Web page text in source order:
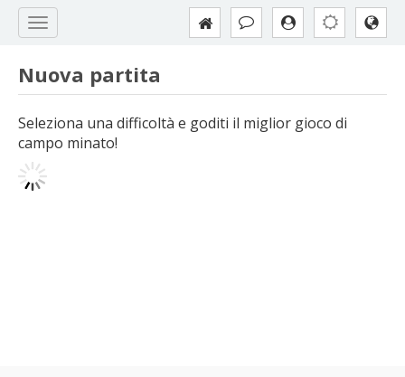
Nuova partita
Seleziona una difficoltà e goditi il miglior gioco di
campo minato!